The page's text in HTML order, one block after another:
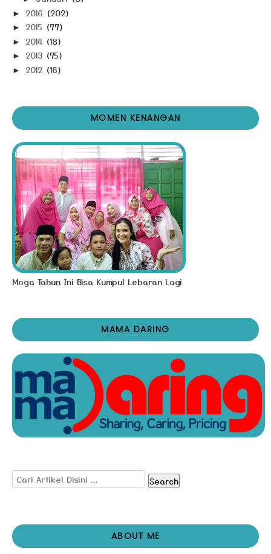
► 2016 (202)
► 2015 (77)
► 2014 (18)
► 2013 (75)
► 2012 (16)
MOMEN KENANGAN
Moga Tahun Ini Bisa Kumpul Lebaran Lagi
MAMA DARING
Search
ABOUT ME